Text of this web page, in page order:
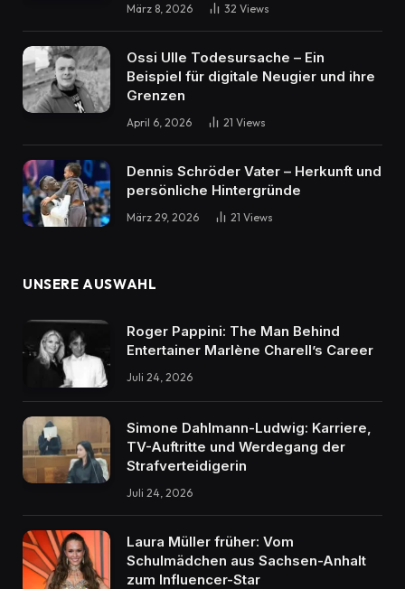
März 8, 2026 32 Views
Ossi Ulle Todesursache – Ein
Beispiel für digitale Neugier und ihre
Grenzen
April 6, 2026 21 Views
Dennis Schröder Vater – Herkunft und
persönliche Hintergründe
März 29, 2026 21 Views
UNSERE AUSWAHL
Roger Pappini: The Man Behind
Entertainer Marlène Charell’s Career
Juli 24, 2026
Simone Dahlmann-Ludwig: Karriere,
TV-Auftritte und Werdegang der
Strafverteidigerin
Juli 24, 2026
Laura Müller früher: Vom
Schulmädchen aus Sachsen-Anhalt
zum Influencer-Star